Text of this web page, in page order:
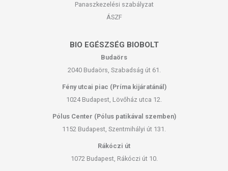
Panaszkezelési szabályzat
ÁSZF
BIO EGÉSZSÉG BIOBOLT
Budaörs
2040 Budaörs, Szabadság út 61.
Fény utcai piac (Príma kijáratánál)
1024 Budapest, Lövőház utca 12.
Pólus Center (Pólus patikával szemben)
1152 Budapest, Szentmihályi út 131.
Rákóczi út
1072 Budapest, Rákóczi út 10.